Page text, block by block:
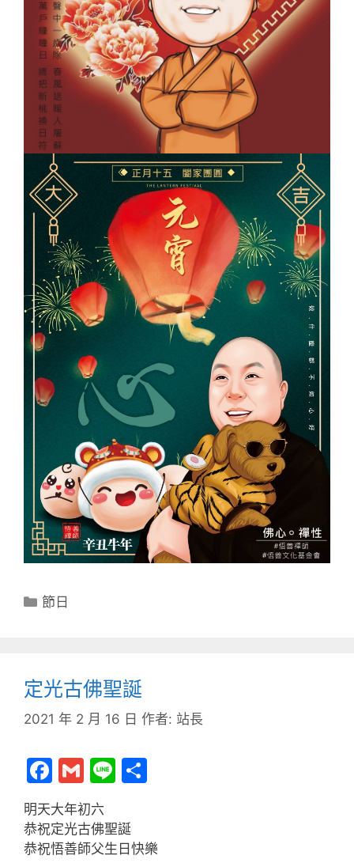
分
節日
定光古佛聖誕
2021 年 2 月 16 日 作者: 站長
F
a
c
e
G
m
ai
l
Li
e
明天大年初六
恭祝定光古佛聖誕
恭祝悟善師父生日快樂